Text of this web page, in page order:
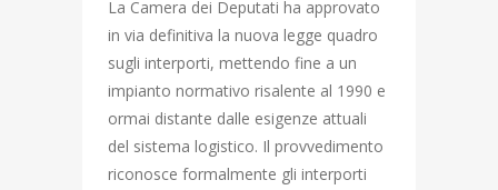
La Camera dei Deputati ha approvato
in via definitiva la nuova legge quadro
sugli interporti, mettendo fine a un
impianto normativo risalente al 1990 e
ormai distante dalle esigenze attuali
del sistema logistico. Il provvedimento
riconosce formalmente gli interporti